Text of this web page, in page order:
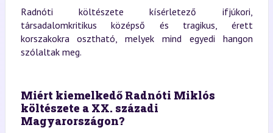
Radnóti költészete kísérletező ifjúkori,
társadalomkritikus középső és tragikus, érett
korszakokra osztható, melyek mind egyedi hangon
szólaltak meg.
Miért kiemelkedő Radnóti Miklós
költészete a XX. századi
Magyarországon?